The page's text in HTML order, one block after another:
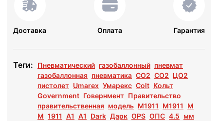
Доставка Оплата Гарантия
Теги: Пневматический газобаллонный пневмат
газобаллонная пневматика CO2 СО2 ЦО2
пистолет Umarex Умарекс Colt Кольт
Government Говернмент Правительство
правительственная модель M1911 М1911
М
M 1911 A1 А1 Dark Дарк OPS ОПС 4.5 мм